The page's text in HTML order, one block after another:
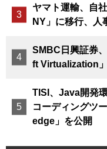
ヤマト運輸、自
NY」に移行、人
SMBC日興証券
ft Virtualization
TISI、Java開発
コーディングツ
edge」を公開